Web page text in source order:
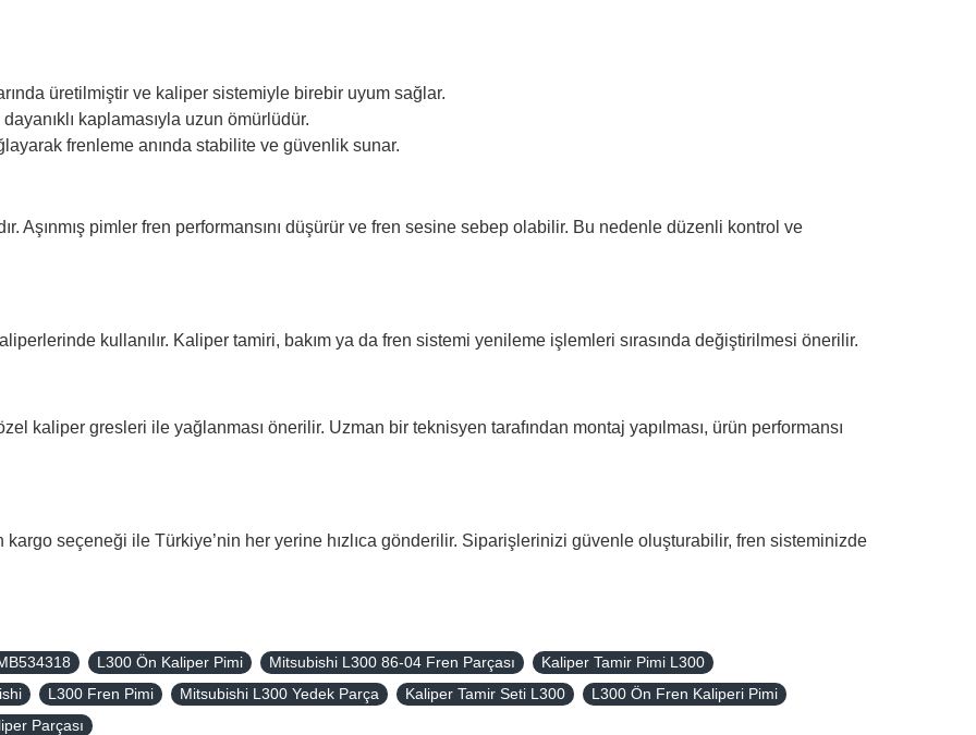
üretilmiştir ve kaliper sistemiyle birebir uyum sağlar.
kaplamasıyla uzun ömürlüdür.
frenleme anında stabilite ve güvenlik sunar.
Aşınmış pimler fren performansını düşürür ve fren sesine sebep olabilir. Bu nedenle düzenli kontrol ve
kullanılır. Kaliper tamiri, bakım ya da fren sistemi yenileme işlemleri sırasında değiştirilmesi önerilir.
kaliper gresleri ile yağlanması önerilir. Uzman bir teknisyen tarafından montaj yapılması, ürün performansı
kargo seçeneği ile Türkiye’nin her yerine hızlıca gönderilir. Siparişlerinizi güvenle oluşturabilir, fren sisteminizde
L300 Ön Kaliper Pimi Mitsubishi L300 86-04 Fren Parçası
Kaliper Tamir Pimi L300
L300 Fren Pimi Mitsubishi L300 Yedek Parça Kaliper Tamir Seti L300
L300 Ön Fren Kaliperi Pimi
Parçası